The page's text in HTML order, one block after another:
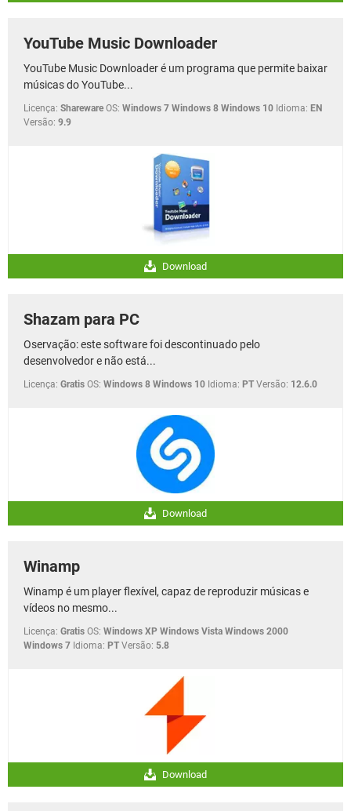
YouTube Music Downloader
YouTube Music Downloader é um programa que permite baixar
músicas do YouTube...
Licença: Shareware OS: Windows 7 Windows 8 Windows 10 Idioma: EN
Versão: 9.9
Download
Shazam para PC
Oservação: este software foi descontinuado pelo
desenvolvedor e não está...
Licença: Gratis OS: Windows 8 Windows 10 Idioma: PT Versão: 12.6.0
Download
Winamp
Winamp é um player flexível, capaz de reproduzir músicas e
vídeos no mesmo...
Licença: Gratis OS: Windows XP Windows Vista Windows 2000
Windows 7 Idioma: PT Versão: 5.8
Download